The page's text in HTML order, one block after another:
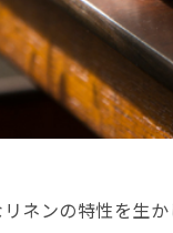
ネンの特性を生